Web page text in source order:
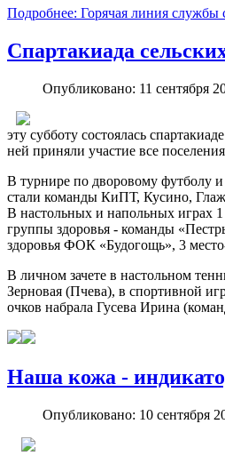
Подробнее: Горячая линия службы
Спартакиада
Опубликовано: 11 сентября
эту субботу состоялась
ней приняли участие все
В турнире по дворовому футболу
стали команды КиПТ, Кусино,
В настольных и напольных играх
группы здоровья - команды
здоровья ФОК «Будогощь», 3
В личном зачете в настольном
Зерновая (Пчева), в спортивной
очков набрала Гусева Ирина
Наша кожа -
Опубликовано: 10 сентября